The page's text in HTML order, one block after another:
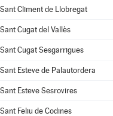
Sant Climent de Llobregat
Sant Cugat del Vallès
Sant Cugat Sesgarrigues
Sant Esteve de Palautordera
Sant Esteve Sesrovires
Sant Feliu de Codines